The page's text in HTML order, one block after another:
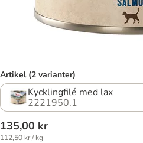
Artikel (2 varianter)
Kycklingfilé med lax
2221950.1
135,00 kr
112,50 kr / kg